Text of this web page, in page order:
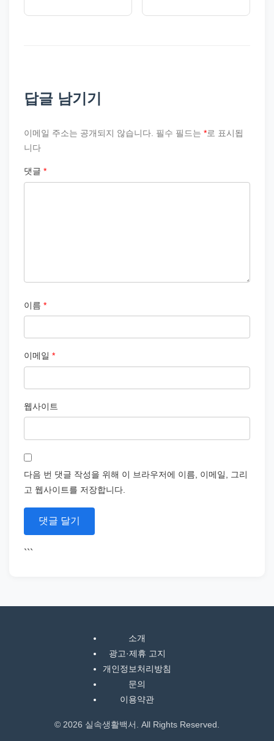
답글 남기기
이메일 주소는 공개되지 않습니다. 필수 필드는 *로 표시됩
니다
댓글 *
이름 *
이메일 *
웹사이트
다음 번 댓글 작성을 위해 이 브라우저에 이름, 이메일, 그리
고 웹사이트를 저장합니다.
```
소개
광고·제휴 고지
개인정보처리방침
문의
이용약관
© 2026 실속생활백서. All Rights Reserved.